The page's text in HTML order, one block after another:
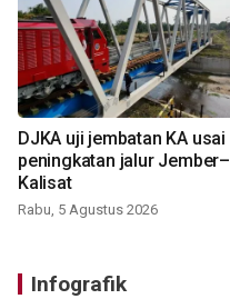
DJKA uji jembatan KA usai
peningkatan jalur Jember–
Kalisat
Rabu, 5 Agustus 2026
Infografik